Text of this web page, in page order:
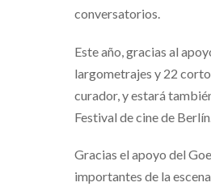
conversatorios.
Este año, gracias al
largometrajes y 22
curador, y estará
Festival de cine de Berlín.
Gracias el apoyo del
importantes de la